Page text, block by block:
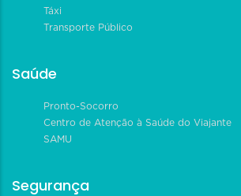
Táxi
Transporte Público
Saúde
Pronto-Socorro
Centro de Atenção à Saúde do Viajante
SAMU
Segurança